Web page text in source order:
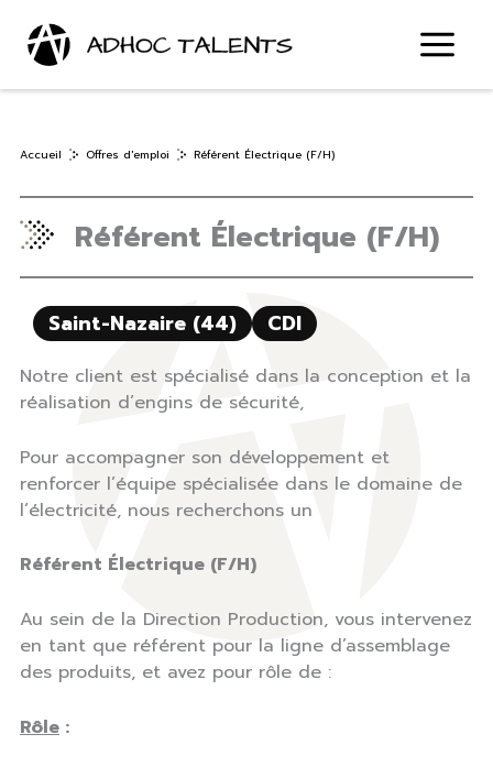
contenu
Accueil Offres d'emploi Référent Électrique (F/H)
Référent Électrique (F/H)
Saint-Nazaire (44) CDI
Notre client est spécialisé dans la conception et la
réalisation d’engins de sécurité,
Pour accompagner son développement et
renforcer l’équipe spécialisée dans le domaine de
l’électricité, nous recherchons un
Référent Électrique (F/H)
Au sein de la Direction Production, vous intervenez
en tant que référent pour la ligne d’assemblage
des produits, et avez pour rôle de :
Rôle :